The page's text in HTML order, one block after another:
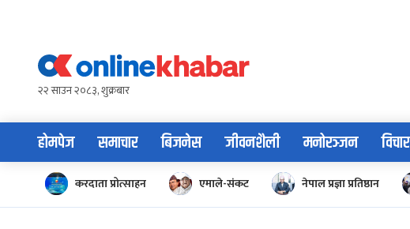
content२२ साउन २०८३, शुक्रबार
होमपेज समाचार बिजनेस जीवनशैली मनोरञ्जन विचार
करदाता प्रोत्साहन एमाले-संकट नेपाल प्रज्ञा प्रतिष्ठान